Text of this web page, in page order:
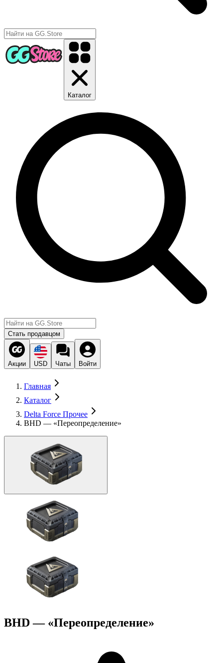
Каталог
Стать продавцом
Акции USD Чаты Войти
Главная
Каталог
Delta Force Прочее
BHD — «Переопределение»
BHD — «Переопределение»